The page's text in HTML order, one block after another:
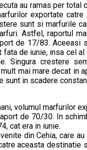
au ramas per total
exportate
sunt si marfurile
Astfel, raportul
de 17/83. Aceeasi
de iunie, insa cel
Singura crestere
mai mare decat in
in scadere
volumul marfurilor
de 70/30. In
cat era in iunie.
din Cehia, care
aceasta destinatie